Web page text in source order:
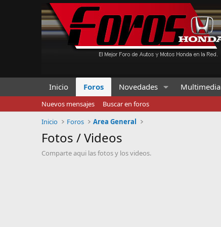
Inicio Foros Novedades Multimedia
Nuevos mensajes
Buscar en foros
Inicio
Foros Area General
Fotos / Videos
Comparte aqui las fotos y los videos.